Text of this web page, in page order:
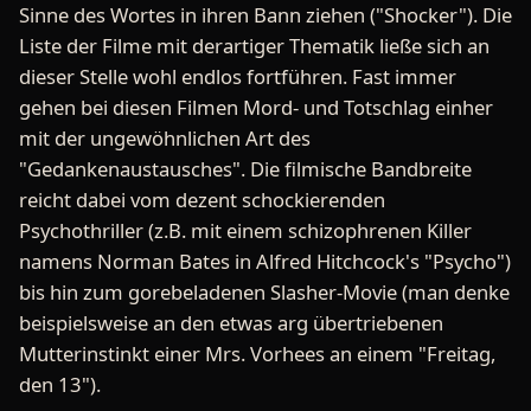
Sinne des Wortes in ihren Bann ziehen ("Shocker"). Die
Liste der Filme mit derartiger Thematik ließe sich an
dieser Stelle wohl endlos fortführen. Fast immer
gehen bei diesen Filmen Mord- und Totschlag einher
mit der ungewöhnlichen Art des
"Gedankenaustausches". Die filmische Bandbreite
reicht dabei vom dezent schockierenden
Psychothriller (z.B. mit einem schizophrenen Killer
namens Norman Bates in Alfred Hitchcock's "Psycho")
bis hin zum gorebeladenen Slasher-Movie (man denke
beispielsweise an den etwas arg übertriebenen
Mutterinstinkt einer Mrs. Vorhees an einem "Freitag,
den 13").